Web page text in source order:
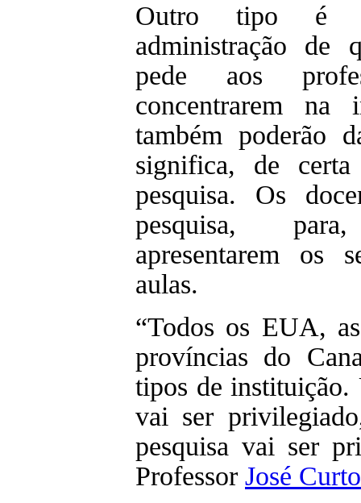
Outro tipo é
administração de
pede aos
concentrarem na
também poderão
significa, de
pesquisa. Os
pesquisa, para,
apresentarem os
aulas.
“Todos os EUA,
províncias do
tipos de instituição.
vai ser
pesquisa vai ser
Professor José Curto